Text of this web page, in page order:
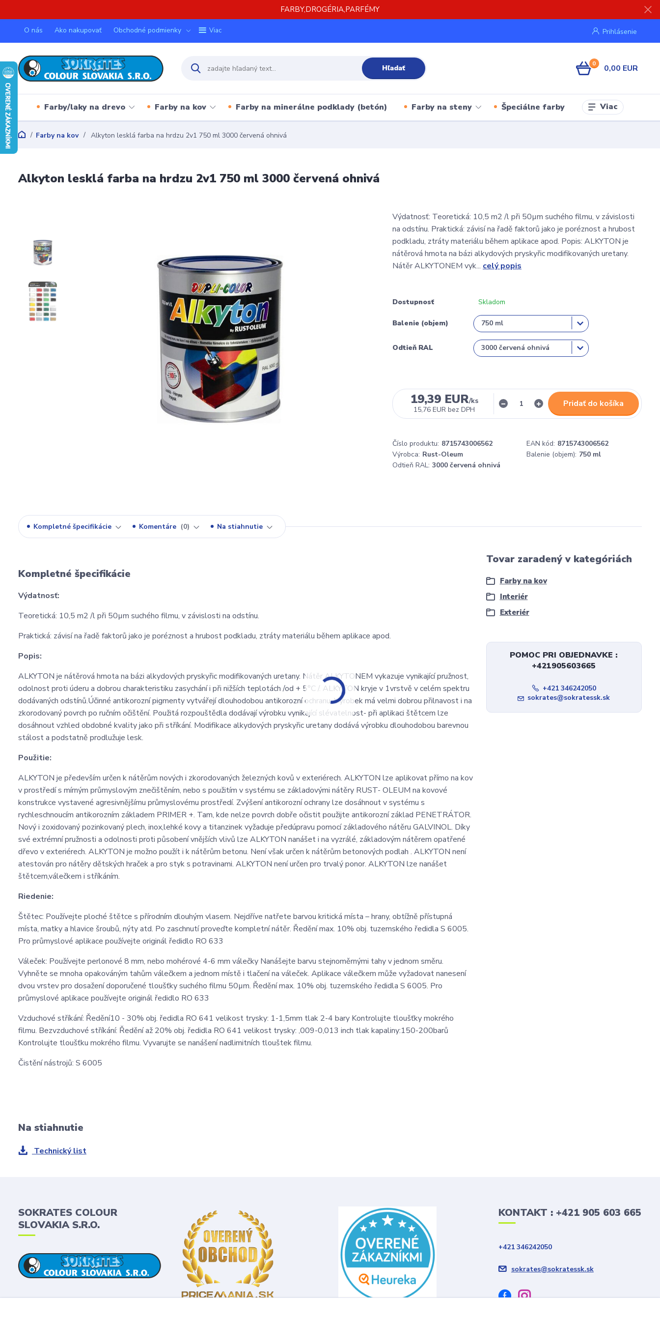
FARBY,DROGÉRIA,PARFÉMY
O nás Ako nakupovať Obchodné podmienky Viac Prihlásenie
Hľadať 0 0,00 EUR
Farby/laky na drevo Farby na kov Farby na minerálne podklady (betón) Farby na steny Špeciálne farby Viac
Farby na kov Alkyton lesklá farba na hrdzu 2v1 750 ml 3000 červená ohnivá
Alkyton lesklá farba na hrdzu 2v1 750 ml 3000 červená ohnivá
Výdatnosť: Teoretická: 10,5 m2 /l při 50µm suchého filmu, v závislosti
na odstínu. Praktická: závisí na řadě faktorů jako je poréznost a hrubost
podkladu, ztráty materiálu během aplikace apod. Popis: ALKYTON je
nátěrová hmota na bázi alkydových pryskyřic modifikovaných uretany.
Nátěr ALKYTONEM vyk... celý popis
Dostupnosť Skladom
Balenie (objem)
Odtieň RAL
19,39 EUR/ks
15,76 EUR bez DPH
Pridať do košíka
Číslo produktu: 8715743006562 EAN kód: 8715743006562
Výrobca: Rust-Oleum Balenie (objem): 750 ml
Odtieň RAL: 3000 červená ohnivá
Kompletné špecifikácie Komentáre 0 Na stiahnutie
Kompletné špecifikácie
Výdatnosť:
Teoretická: 10,5 m2 /l při 50µm suchého filmu, v závislosti na odstínu.
Praktická: závisí na řadě faktorů jako je poréznost a hrubost podkladu, ztráty materiálu během aplikace apod.
Popis:
ALKYTON je nátěrová hmota na bázi alkydových pryskyřic modifikovaných uretany. Nátěr ALKYTONEM vykazuje vynikající pružnost,
odolnost proti úderu a dobrou charakteristiku zasychání i při nižších teplotách /od + 5°C /. ALKYTON kryje v 1vrstvě v celém spektru
dodávaných odstínů.Účinné antikorozní pigmenty vytvářejí dlouhodobou antikorozní ochranu. Výrobek má velmi dobrou přilnavost i na
zkorodovaný povrch po ručním očištění. Použitá rozpouštědla dodávají výrobku vynikající slévatelnost- při aplikaci štětcem lze
dosáhnout vzhled obdobné kvality jako při stříkání. Modifikace alkydových pryskyřic uretany dodává výrobku dlouhodobou barevnou
stálost a podstatně prodlužuje lesk.
Použitie:
ALKYTON je především určen k nátěrům nových i zkorodovaných železných kovů v exteriérech. ALKYTON lze aplikovat přímo na kov
v prostředí s mírným průmyslovým znečištěním, nebo s použitím v systému se základovými nátěry RUST- OLEUM na kovové
konstrukce vystavené agresivnějšímu průmyslovému prostředí. Zvýšení antikorozní ochrany lze dosáhnout v systému s
rychleschnoucím antikorozním základem PRIMER +. Tam, kde nelze povrch dobře očistit použijte antikorozní základ PENETRÁTOR.
Nový i zoxidovaný pozinkovaný plech, inox,lehké kovy a titanzinek vyžaduje předúpravu pomocí základového nátěru GALVINOL. Díky
své extrémní pružnosti a odolnosti proti působení vnějších vlivů lze ALKYTON nanášet i na vyzrálé, základovým nátěrem opatřené
dřevo v exteriérech. ALKYTON je možno použít i k nátěrům betonu. Není však určen k nátěrům betonových podlah . ALKYTON není
atestován pro nátěry dětských hraček a pro styk s potravinami. ALKYTON není určen pro trvalý ponor. ALKYTON lze nanášet
štětcem,válečkem i stříkáním.
Riedenie:
Štětec: Používejte ploché štětce s přírodním dlouhým vlasem. Nejdříve natřete barvou kritická místa – hrany, obtížně přístupná
místa, matky a hlavice šroubů, nýty atd. Po zaschnutí proveďte kompletní nátěr. Ředění max. 10% obj. tuzemského ředidla S 6005.
Pro průmyslové aplikace používejte originál ředidlo RO 633
Váleček: Používejte perlonové 8 mm, nebo mohérové 4-6 mm válečky Nanášejte barvu stejnoměrnými tahy v jednom směru.
Vyhněte se mnoha opakováným tahům válečkem a jednom místě i tlačení na váleček. Aplikace válečkem může vyžadovat nanesení
dvou vrstev pro dosažení doporučené tloušťky suchého filmu 50µm. Ředění max. 10% obj. tuzemského ředidla S 6005. Pro
průmyslové aplikace používejte originál ředidlo RO 633
Vzduchové stříkání: Ředění10 - 30% obj. ředidla RO 641 velikost trysky: 1-1,5mm tlak 2-4 bary Kontrolujte tloušťky mokrého
filmu. Bezvzduchové stříkání: Ředění až 20% obj. ředidla RO 641 velikost trysky: ,009-0,013 inch tlak kapaliny:150-200barů
Kontrolujte tloušťku mokrého filmu. Vyvarujte se nanášení nadlimitních tlouštek filmu.
Čistění nástrojů: S 6005
Tovar zaradený v kategóriách
Farby na kov
Interiér
Exteriér
POMOC PRI OBJEDNAVKE :
+421905603665
+421 346242050
sokrates@sokratessk.sk
Na stiahnutie
Technický list
SOKRATES COLOUR
SLOVAKIA S.R.O.
KONTAKT : +421 905 603 665
+421 346242050
sokrates@sokratessk.sk